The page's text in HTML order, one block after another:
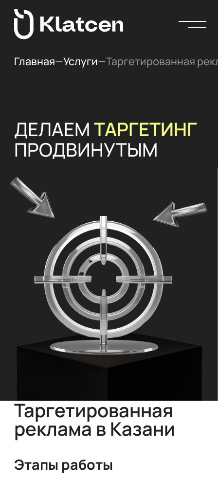
Главная—Услуги—Таргетированная
ДЕЛАЕМТАРГЕТИНГ
ПРОДВИНУТЫМ
Таргетированная
реклама в Казани
Этапы работы